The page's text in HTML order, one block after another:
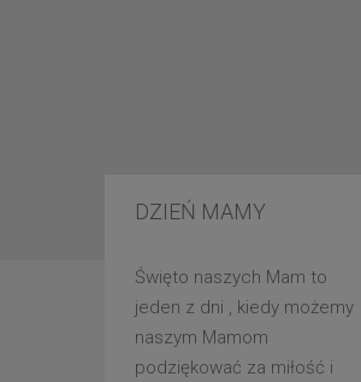
DZIEŃ MAMY
Święto naszych Mam to
jeden z dni , kiedy możemy
naszym Mamom
podziękować za miłość i